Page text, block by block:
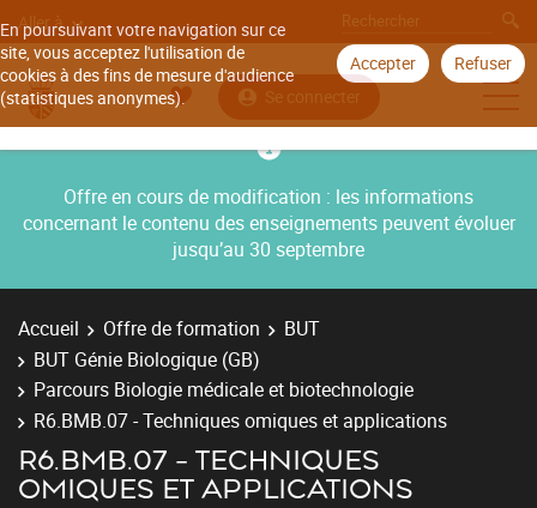
En poursuivant votre navigation sur ce
site, vous acceptez l'utilisation de
cookies à des fins de mesure d'audience
(statistiques anonymes).
Accepter Refuser
Aller à
Se connecter
Offre en cours de modification : les informations
concernant le contenu des enseignements peuvent évoluer
jusqu’au 30 septembre
Accueil Offre de formation
BUT
BUT Génie Biologique (GB)
Parcours Biologie médicale et biotechnologie
R6.BMB.07 - Techniques omiques et applications
R6.BMB.07 - TECHNIQUES
OMIQUES ET APPLICATIONS